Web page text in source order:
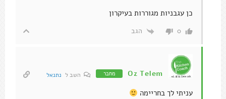
כן עגבניות מגוררות בעיקרון
0 הגב
Oz Telem מחבר השב ל נתנאל
עניתי לך בחריימה